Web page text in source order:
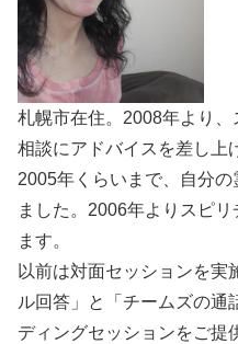
札幌市在住。2008年より
相談にアドバイスを差し上
2005年くらいまで、自分
ました。2006年よりスピ
ます。
以前は対面セッションを実
ル回答」と「チームズの通
ディングセッションをご提